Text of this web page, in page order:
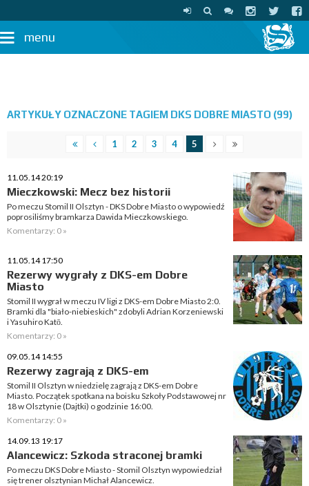
menu
ARTYKUŁY OZNACZONE TAGIEM DKS DOBRE MIASTO (99)
1 2 3 4 5
11.05.14 20:19
Mieczkowski: Mecz bez historii
Po meczu Stomil II Olsztyn - DKS Dobre Miasto o wypowiedź
poprosiliśmy bramkarza Dawida Mieczkowskiego.
Komentarzy: 0 »
11.05.14 17:50
Rezerwy wygrały z DKS-em Dobre
Miasto
Stomil II wygrał w meczu IV ligi z DKS-em Dobre Miasto 2:0.
Bramki dla "biało-niebieskich" zdobyli Adrian Korzeniewski
i Yasuhiro Katō.
Komentarzy: 0 »
09.05.14 14:55
Rezerwy zagrają z DKS-em
Stomil II Olsztyn w niedzielę zagrają z DKS-em Dobre
Miasto. Początek spotkana na boisku Szkoły Podstawowej nr
18 w Olsztynie (Dajtki) o godzinie 16:00.
Komentarzy: 0 »
14.09.13 19:17
Alancewicz: Szkoda straconej bramki
Po meczu DKS Dobre Miasto - Stomil Olsztyn wypowiedział
się trener olsztynian Michał Alancewicz.